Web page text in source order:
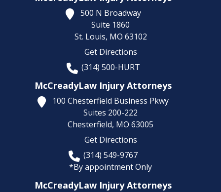
500 N Broadway
Suite 1860
St. Louis, MO 63102
Get Directions
(314) 500-HURT
McCreadyLaw Injury Attorneys
100 Chesterfield Business Pkwy
Suites 200-222
Chesterfield, MO 63005
Get Directions
(314) 549-9767
*By appointment Only
McCreadyLaw Injury Attorneys